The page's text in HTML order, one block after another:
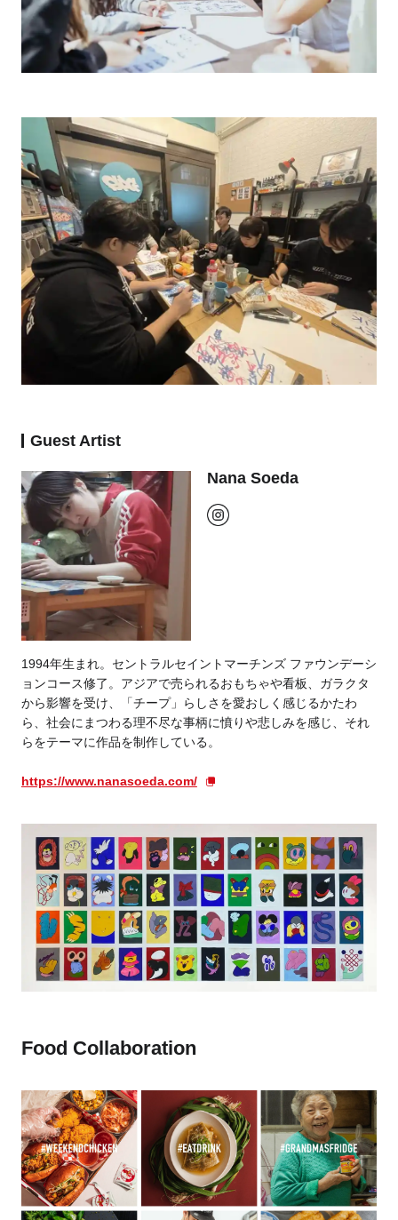
Guest Artist
Nana Soeda
1994年生まれ。セントラルセイントマーチンズ ファウンデーシ
ョンコース修了。アジアで売られるおもちゃや看板、ガラクタ
から影響を受け、「チープ」らしさを愛おしく感じるかたわ
ら、社会にまつわる理不尽な事柄に憤りや悲しみを感じ、それ
らをテーマに作品を制作している。
https://www.nanasoeda.com/
Food Collaboration